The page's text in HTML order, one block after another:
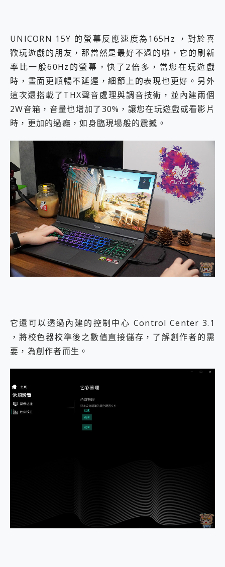
UNICORN 15Y 的螢幕反應速度為165Hz ，對於喜
歡玩遊戲的朋友，那當然是最好不過的啦，它的刷新
率比一般60Hz的螢幕，快了2倍多，當您在玩遊戲
時，畫面更順暢不延遲，細節上的表現也更好。另外
這次還搭載了THX聲音處理與調音技術，並內建兩個
2W音箱，音量也增加了30%，讓您在玩遊戲或看影片
時，更加的過癮，如身臨現場般的震撼。
它還可以透過內建的控制中心 Control Center 3.1
，將校色器校準後之數值直接儲存，了解創作者的需
要，為創作者而生。